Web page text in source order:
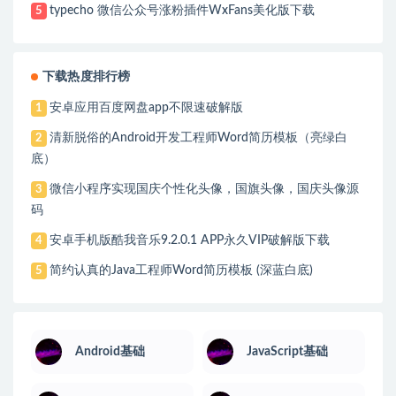
5 typecho 微信公众号涨粉插件WxFans美化版下载
下载热度排行榜
1 安卓应用百度网盘app不限速破解版
2
清新脱俗的Android开发工程师Word简历模板（亮绿白
底）
3
微信小程序实现国庆个性化头像，国旗头像，国庆头像源
码
4 安卓手机版酷我音乐9.2.0.1 APP永久VIP破解版下载
5 简约认真的Java工程师Word简历模板 (深蓝白底)
Android基础 JavaScript基础